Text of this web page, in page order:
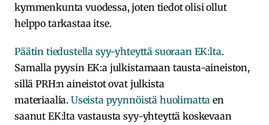
kymmenkunta vuodessa, joten tiedot olisi ollut
helppo tarkastaa itse.
Päätin tiedustella syy-yhteyttä suoraan EK:lta.
Samalla pyysin EK:a julkistamaan tausta-aineiston,
sillä PRH:n aineistot ovat julkista
materiaalia. Useista pyynnöistä huolimatta en
saanut EK:lta vastausta syy-yhteyttä koskevaan